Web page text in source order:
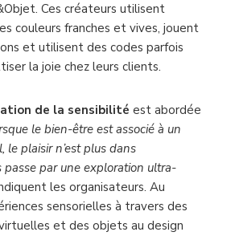
Ces créateurs utilisent
couleurs franches et vives, jouent
et utilisent des codes parfois
la joie chez leurs clients.
de la sensibilité est abordée
le bien-être est associé à un
le plaisir n’est plus dans
passe par une exploration ultra-
les organisateurs. Au
sensorielles à travers des
et des objets au design